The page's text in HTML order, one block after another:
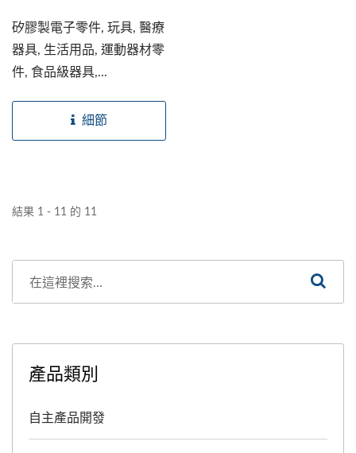
矽膠製電子零件, 玩具, 醫療
器具, 生活用品, 運動器材零
件, 食品級器具,...
細節
結果 1 - 11 的 11
產品類別
自主產品開發